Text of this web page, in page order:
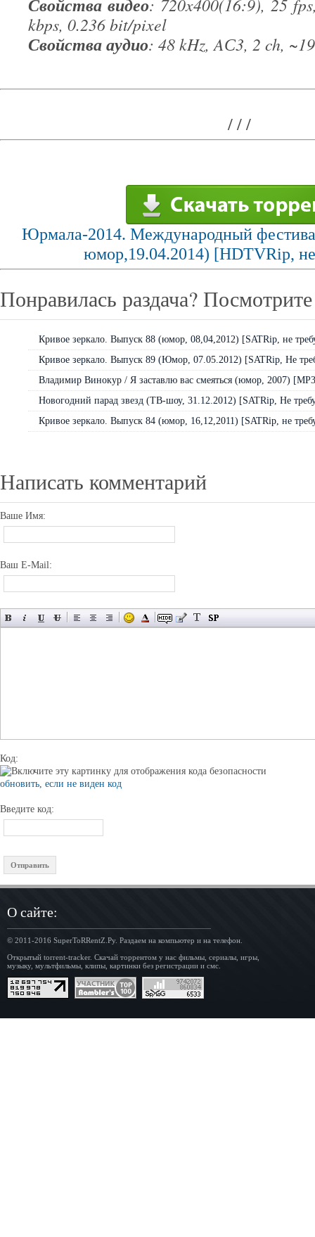
kbps, 0.236 bit/pixel
Свойства аудио: 48 kHz, AС3, 2 ch,
/ / /
Юрмала-2014. Международный
юмор,19.04.2014) [HDTVRip, не
Понравилась раздача?
Кривое зеркало. Выпуск 88 (юмор, 08,04,2012) [SATRip, не
Кривое зеркало. Выпуск 89 (Юмор, 07.05.2012) [SATRip, Не
Владимир Винокур / Я заставлю вас смеяться (юмор, 2007)
Новогодний парад звезд (ТВ-шоу, 31.12.2012) [SATRip, Не
Кривое зеркало. Выпуск 84 (юмор, 16,12,2011) [SATRip, не
Написать комментарий
Ваше Имя:
Ваш E-Mail:
Код:
обновить, если не виден код
Введите код:
О сайте:
© 2011-2016 SuperToRRentZ.Ру. Раздаем на компьютер и на телефон.
Открытый torrent-tracker. Скачай торрентом у нас фильмы, сериалы, игры,
музыку, мультфильмы, клипы, картинки без регистрации и смс.